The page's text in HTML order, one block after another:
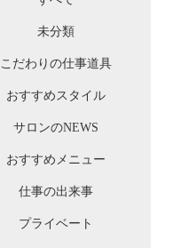
未分類
こだわりの仕事道具
おすすめスタイル
サロンのNEWS
おすすめメニュー
仕事の出来事
プライベート